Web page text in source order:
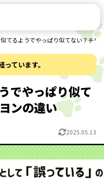
似てるようでやっぱり似てない？チワ
ています。
でやっぱり似て
ンの違い
2025.05.13